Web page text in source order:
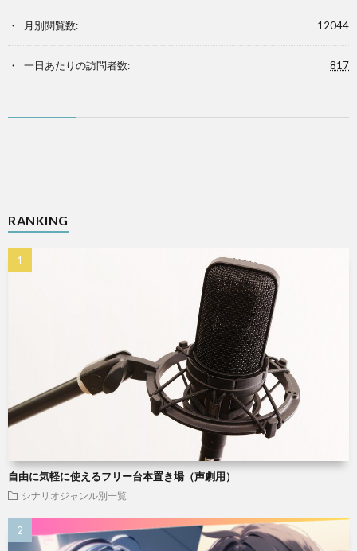
12044
月別閲覧数:
817
一日あたりの訪問者数:
RANKING
自由に気軽に使えるフリー台本置き場（声劇用）
シナリオジャンル別一覧